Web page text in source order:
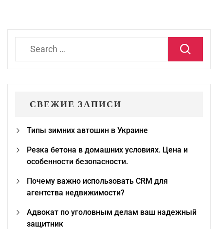
СВЕЖИЕ ЗАПИСИ
Типы зимних автошин в Украине
Резка бетона в домашних условиях. Цена и
особенности безопасности.
Почему важно использовать CRM для
агентства недвижимости?
Адвокат по уголовным делам ваш надежный
защитник